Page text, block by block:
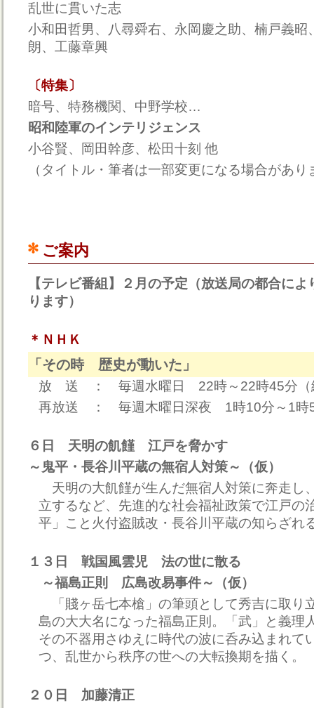
乱世に貫いた志
小和田哲男、八尋舜右、永岡慶之助、楠戸義昭
朗、工藤章興
〔特集〕
暗号、特務機関、中野学校…
昭和陸軍のインテリジェンス
小谷賢、岡田幹彦、松田十刻 他
（タイトル・筆者は一部変更になる場合があり
ご案内
【テレビ番組】２月の予定（放送局の都合に
ります）
＊ＮＨＫ
「その時 歴史が動いた」
放 送 ： 毎週水曜日 22時～22時45分（
再放送 ： 毎週木曜日深夜 1時10分～1時
６日 天明の飢饉 江戸を脅かす
～鬼平・長谷川平蔵の無宿人対策～（仮）
天明の大飢饉が生んだ無宿人対策に奔走し
立するなど、先進的な社会福祉政策で江戸の
平」こと火付盗賊改・長谷川平蔵の知らざれ
１３日 戦国風雲児 法の世に散る
～福島正則 広島改易事件～（仮）
「賤ヶ岳七本槍」の筆頭として秀吉に取り
島の大大名になった福島正則。「武」と義理
その不器用さゆえに時代の波に呑み込まれて
つ、乱世から秩序の世への大転換期を描く。
２０日 加藤清正